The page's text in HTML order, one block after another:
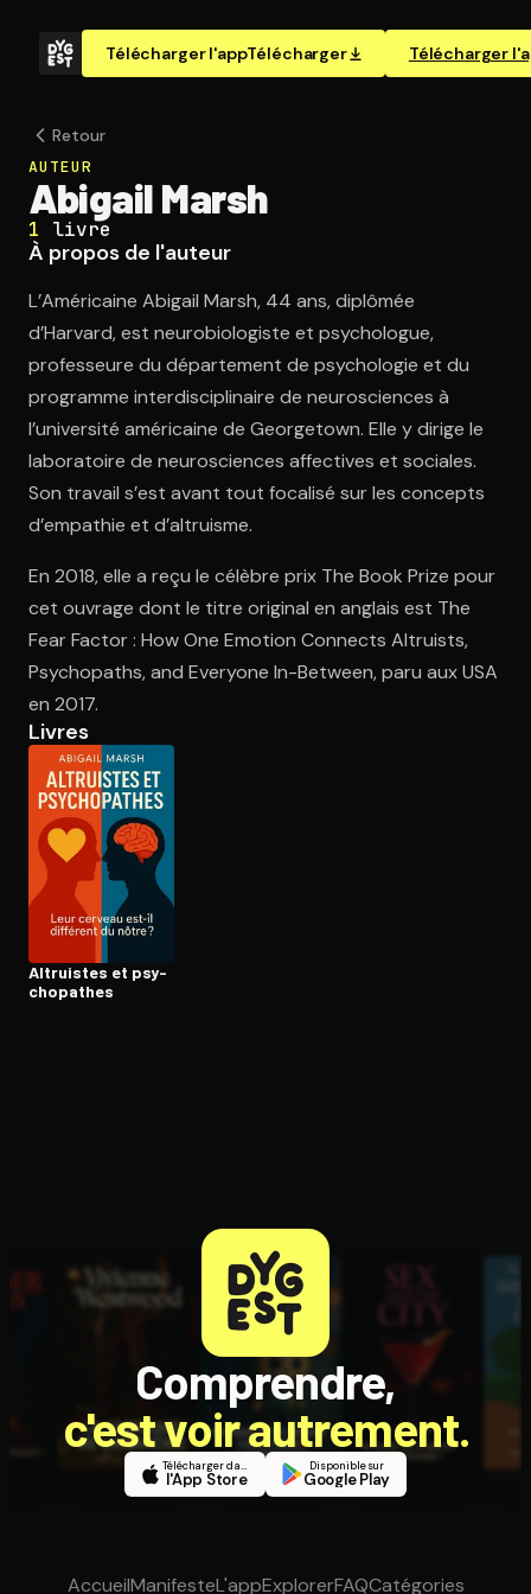
Télécharger l'appTélécharger Télécharger
Ouvre l'app Appareil photo, pointe sur le code. C'est gratuit à
Retour
AUTEUR
Abigail Marsh
1 livre
À propos de l'auteur
L’Américaine Abigail Marsh, 44 ans, diplômée
d’Harvard, est neurobiologiste et psychologue,
professeure du département de psychologie et du
programme interdisciplinaire de neurosciences à
l’université américaine de Georgetown. Elle y dirige le
laboratoire de neurosciences affectives et sociales.
Son travail s’est avant tout focalisé sur les concepts
d’empathie et d’altruisme.
En 2018, elle a reçu le célèbre prix The Book Prize pour
cet ouvrage dont le titre original en anglais est The
Fear Factor : How One Emotion Connects Altruists,
Psychopaths, and Everyone In-Between, paru aux USA
en 2017.
Livres
Altruistes et psy­
cho­pathes
Comprendre,
c'est voir autrement.
Télécharger dans
l'App Store
Disponible sur
Google Play
AccueilManifesteL'appExplorerFAQCatégories